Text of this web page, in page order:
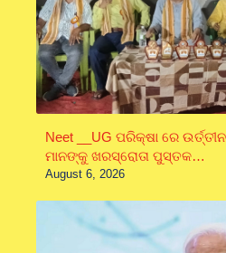
Neet __UG ପରିକ୍ଷା ରେ
ମାନଙ୍କୁ ଖରସ୍ରୋତା ପୁସ୍ତକ…
August 6, 2026